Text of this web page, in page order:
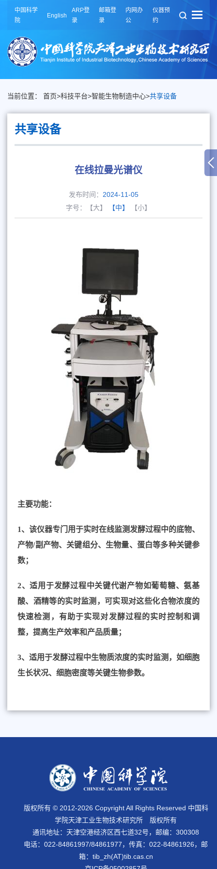
中国科学
院
English
ARP登
录
邮箱登
录
内网办
公
仪器预
约
当前位置： 首页>科技平台>智能生物制造中心>共享设备
共享设备
在线拉曼光谱仪
发布时间： 2024-11-05
字号：
【大】 【中】 【小】
主要功能：
1、 该仪器专门用于实时在线监测发酵过程中的底物、
产物/副产物、关键组分、生物量、 蛋白等多种关键参
数；
2、适用于发酵过程中关键代谢产物如葡萄糖、氨基
酸、酒精等的实时监测，可实现对这些化合物浓度的
快速检测，有助于实现对发酵过程的实时控制和调
整，提高生产效率和产品质量；
3、适用于发酵过程中生物质浓度的实时监测，如细胞
生长状况、细胞密度等关键生物参数。
版权所有 © 2012-2026 Copyright All Rights Reserved 中国科
学院天津工业生物技术研究所 版权所有
通讯地址：天津空港经济区西七道32号，邮编：300308
电话：022-84861997/84861977，传真：022-84861926，邮
箱：tib_zh(AT)tib.cas.cn